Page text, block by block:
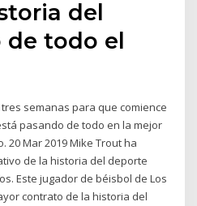
del
de todo el
semanas para que comience
pasando de todo en la mejor
20 Mar 2019 Mike Trout ha
de la historia del deporte
Este jugador de béisbol de Los
contrato de la historia del